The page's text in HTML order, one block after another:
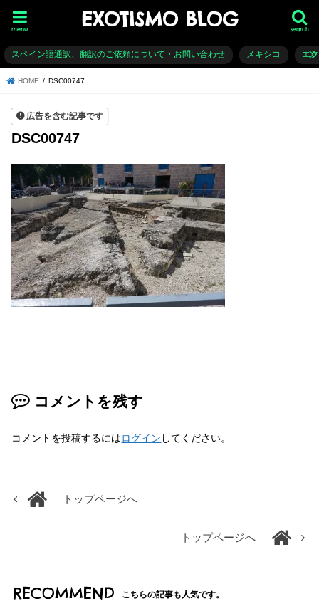
EXOTISMO BLOG search
menu
スペイン語通訳、翻訳のご依頼について・お問い合わせ メキシコ エ
HOME DSC00747
広告を含む記事です
DSC00747
コメントを残す
コメントを投稿するにはログイン してください。
トップページへ
トップページへ
RECOMMEND こちらの記事も人気です。